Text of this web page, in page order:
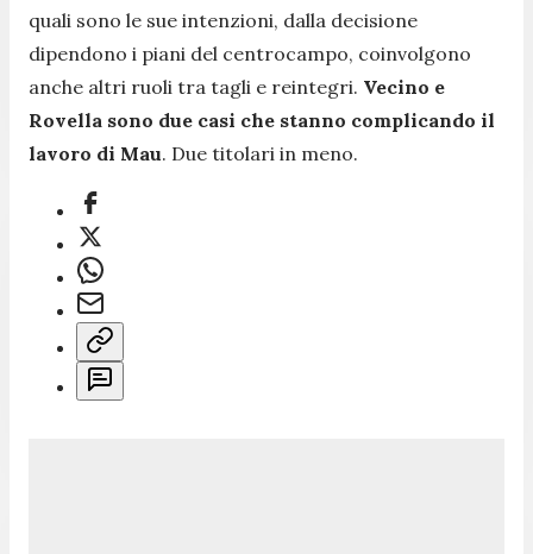
quali sono le sue intenzioni, dalla decisione
dipendono i piani del centrocampo, coinvolgono
anche altri ruoli tra tagli e reintegri. Vecino e
Rovella sono due casi che stanno complicando il
lavoro di Mau. Due titolari in meno.